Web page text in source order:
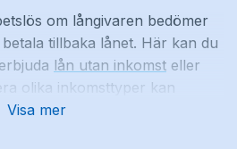
om långivaren bedömer
tillbaka lånet. Här kan du
lån utan inkomst eller
olika inkomsttyper kan
är god.
Visa mer